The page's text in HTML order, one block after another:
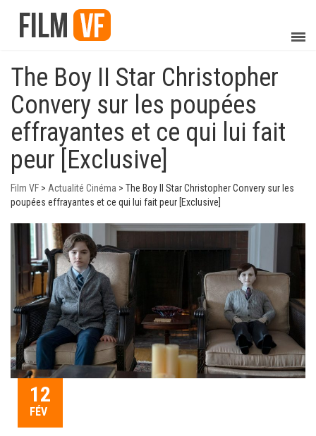
The Boy II Star Christopher
Convery sur les poupées
effrayantes et ce qui lui fait
peur [Exclusive]
Film VF > Actualité Cinéma > The Boy II Star Christopher Convery sur les
poupées effrayantes et ce qui lui fait peur [Exclusive]
12
FÉV